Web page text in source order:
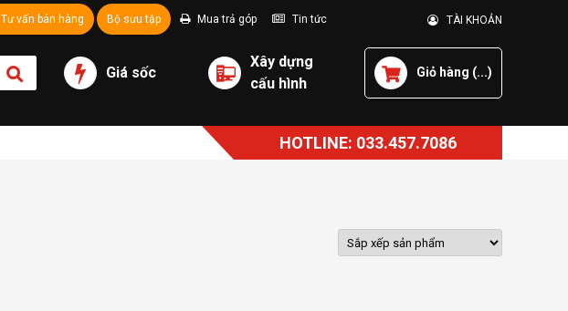
Tư vấn bán hàng Bộ sưu tập Mua trả góp Tin tức TÀI KHOẢN
Giá sốc
Xây dựng
cấu hình
Giỏ hàng (...)
HOTLINE: 033.457.7086